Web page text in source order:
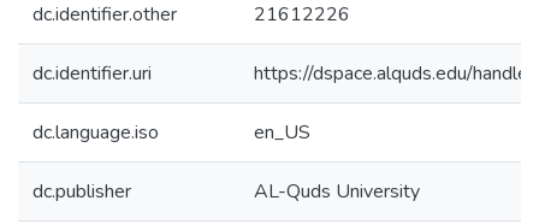
dc.identifier.other 21612226
dc.identifier.uri https://dspace.alquds.edu/
dc.language.iso en_US
dc.publisher AL-Quds University